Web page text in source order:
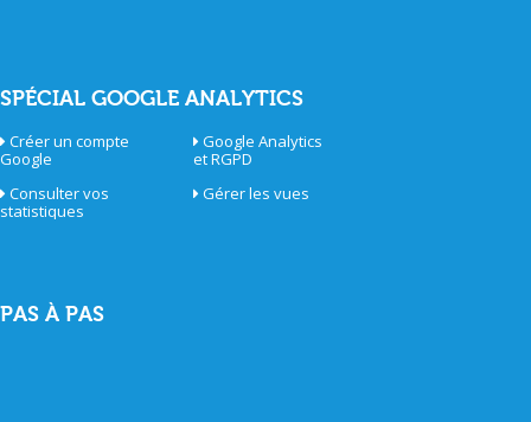
SPÉCIAL GOOGLE ANALYTICS
Créer un compte
Google
Consulter vos
statistiques
Google Analytics
et RGPD
Gérer les vues
PAS À PAS